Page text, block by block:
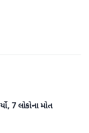
રશિયા અને યુક્રેને એકબીજા પર બોમ્બમારો કર્યો, 7 લોકોના મોત